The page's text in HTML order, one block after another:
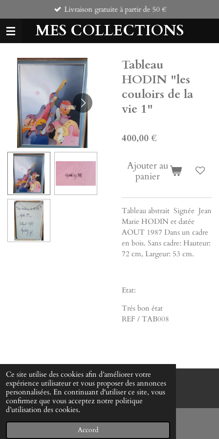
Ce site utilise des cookies afin d’améliorer votre
expérience utilisateur et vous proposer des annonces
personnalisées. En continuant d'utiliser ce site, vous
confirmez que vous acceptez notre politique
d’utilisation des cookies.
Accord
au
contenu
principal
MES COLLECTIONS
Livraison gratuite à partir de 50 €
Tableau
HODIN "les
couloirs de la
vie 1"
400,00 €
Ajouter au
panier
Tableau abstrait Signée Jean
Marie HODIN et datée
AOUT 1987 Dans un cadre
en bois. Sans cadre: Hauteur:
72 cm, Largeur: 53 cm.
Etat:
Trés bon état
REF / TAB008
© www-mes-collections.net